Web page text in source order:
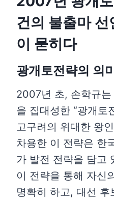
건의 불출마 선
이 묻히다
광개토전략의 의
2007년 초, 손학규
을 집대성한 “광개토
고구려의 위대한 왕
차용한 이 전략은 한
가 발전 전략을 담고
이 전략을 통해 자신
명확히 하고, 대선 후